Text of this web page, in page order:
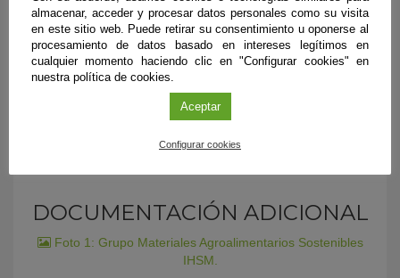
e Innovación de la Junta de Andalucía, con la colaboración
de la Fundación Española para la Ciencia y la Tecnología-
Ministerio de Ciencia e Innovación.
Teléfono: 663 920 093
comunicacion@fundaciondescubre.es
DOCUMENTACIÓN ADICIONAL
Foto 1: Grupo Materiales Agroalimentarios Sostenibles
IHSM.
almacenar, acceder y procesar datos personales como su visita
en este sitio web. Puede retirar su consentimiento u oponerse al
procesamiento de datos basado en intereses legítimos en
cualquier momento haciendo clic en "Configurar cookies" en
nuestra política de cookies.
Aceptar
Configurar cookies